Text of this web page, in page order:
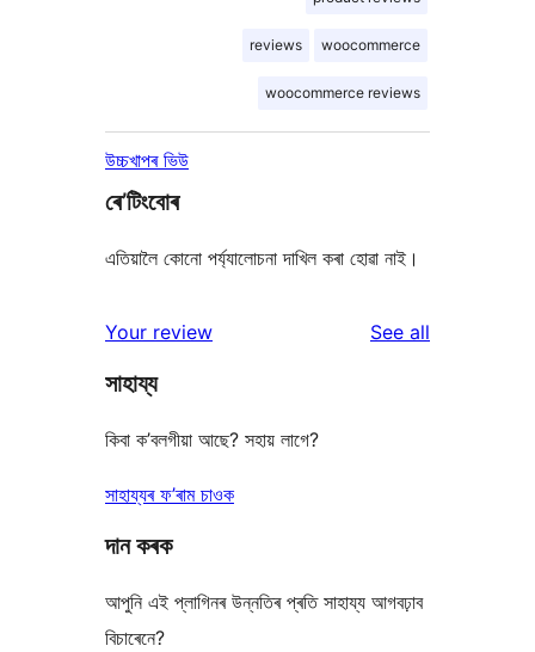
reviews woocommerce
woocommerce reviews
উচ্চখাপৰ ভিউ
ৰে’টিংবোৰ
এতিয়ালৈ কোনো পৰ্য্যালোচনা দাখিল কৰা হোৱা নাই।
Your review See all
সাহায্য
কিবা ক’বলগীয়া আছে? সহায় লাগে?
সাহায্যৰ ফ’ৰাম চাওক
দান কৰক
আপুনি এই প্লাগিনৰ উন্নতিৰ প্ৰতি সাহায্য আগবঢ়াব
বিচাৰেনে?